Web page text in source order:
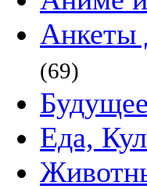
Анкеты
(69)
Будущее
Еда,